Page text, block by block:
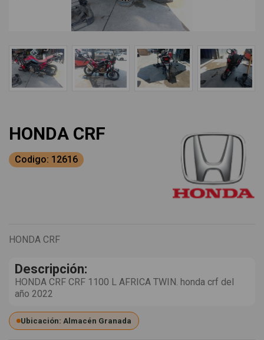
HONDA CRF
Codigo: 12616
HONDA CRF
Descripción:
HONDA CRF CRF 1100 L AFRICA TWIN. honda crf del
año 2022
Ubicación: Almacén Granada